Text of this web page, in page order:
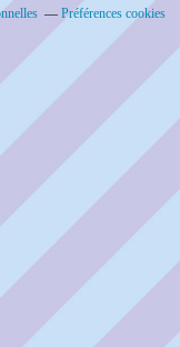
Préférences cookies